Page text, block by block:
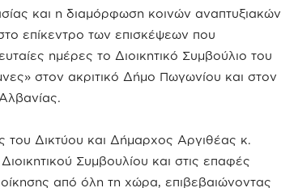
και η διαμόρφωση κοινών αναπτυξιακών
επίκεντρο των επισκέψεων που
ημέρες το Διοικητικό Συμβούλιο του
στον ακριτικό Δήμο Πωγωνίου και στον
Δικτύου και Δήμαρχος Αργιθέας κ.
Συμβουλίου και στις επαφές
από όλη τη χώρα, επιβεβαιώνοντας